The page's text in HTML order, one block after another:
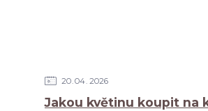
20 04 2026
Jakou květinu koupit na